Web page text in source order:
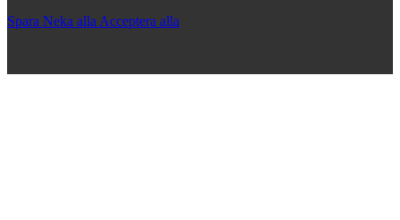
Spara Neka alla Acceptera alla